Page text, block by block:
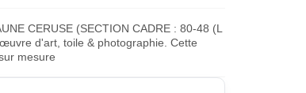
CERUSE (SECTION CADRE : 80-48 (L
d'art, toile & photographie. Cette
mesure